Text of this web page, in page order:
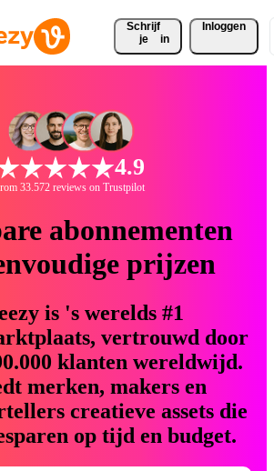
Schrijf
je
in
Inloggen
4.9
33.572 reviews on Trustpilot
abonnementen
prijzen
is 's werelds #1
vertrouwd door
klanten wereldwijd.
merken, makers en
creatieve assets die
op tijd en budget.